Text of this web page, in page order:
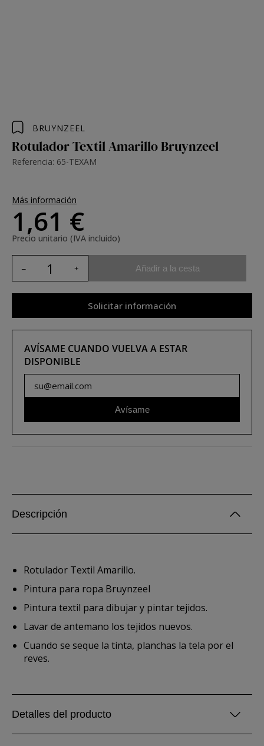
BRUYNZEEL
Rotulador Textil Amarillo Bruynzeel
Referencia: 65-TEXAM
Más información
1,61 €
Precio unitario (IVA incluido)
Añadir a la cesta
Solicitar información
AVÍSAME CUANDO VUELVA A ESTAR
DISPONIBLE
Avísame
Descripción
Rotulador Textil Amarillo.
Pintura para ropa Bruynzeel
Pintura textil para dibujar y pintar tejidos.
Lavar de antemano los tejidos nuevos.
Cuando se seque la tinta, planchas la tela por el
reves.
Detalles del producto